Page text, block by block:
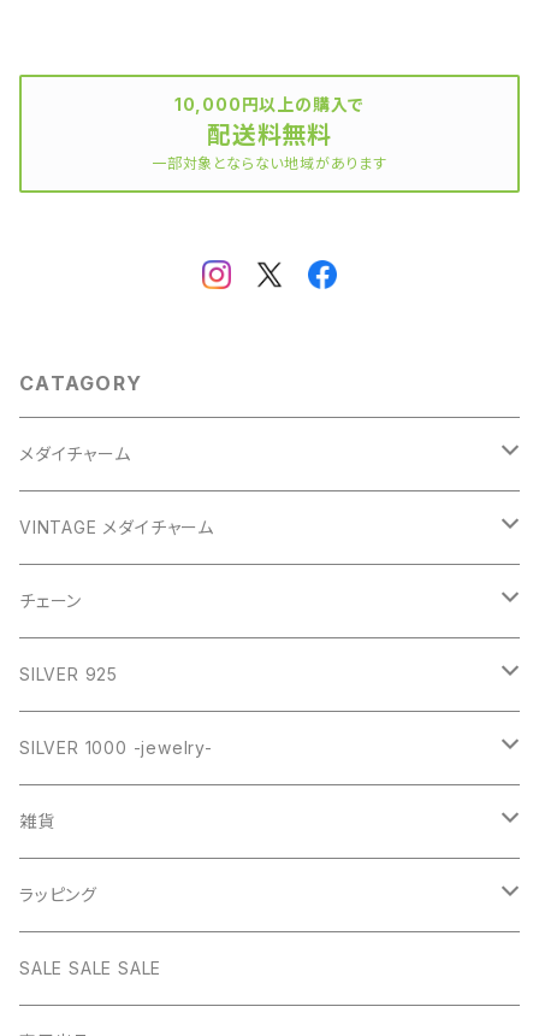
10,000円以上の購入で
配送料無料
一部対象とならない地域があります
CATAGORY
メダイチャーム
GOLD
GOLD
SILVER
PICTURE
SILVER
GOLD
SILVER
VINTAGE
STAINLESS
VINTAGE メダイチャーム
CROSS
HEART
RING
チェーン
ネックレス
ネックレス SILVER925
ネックレス GOLD
SILVER 925
RING collection
daily
star
BANGLE
CHOKER
EARRING
SILVER 1000 -jewelry-
オリジナルチャーム
チェーン
雑貨
インテリア
MEXICAN CROSS
オリジナルポーチ
ラッピング
ネックレスギフトBOX
SALE SALE SALE